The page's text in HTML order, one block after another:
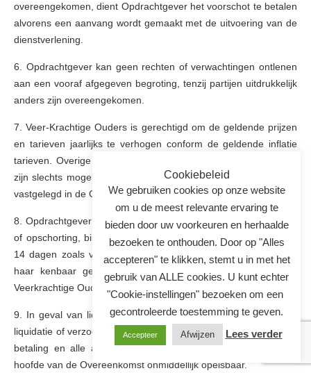
overeengekomen, dient Opdrachtgever het voorschot te betalen
alvorens een aanvang wordt gemaakt met de uitvoering van de
dienstverlening.
6. Opdrachtgever kan geen rechten of verwachtingen ontlenen
aan een vooraf afgegeven begroting, tenzij partijen uitdrukkelijk
anders zijn overeengekomen.
7. Veer-Krachtige Ouders is gerechtigd om de geldende prijzen
en tarieven jaarlijks te verhogen conform de geldende inflatie
tarieven. Overige prijswijzigingen gedurende de Overeenkomst
zijn slechts mogelijk indien en voor zover deze uitdrukkelijk zijn
vastgelegd in de Overeenkomst.
8. Opdrachtgever dient deze kosten ineens, zonder verrekening
of opschorting, binnen de opgegeven betaaltermijn van uiterlijk
14 dagen zoals vermeld op de factuur te voldoen op het aan
haar kenbaar gemaakte rekeningnummer en gegevens van
Veerkrachtige Ouders.
9. In geval van liquidatie, insolventie, faillissement, onvrijwillige
liquidatie of verzoek tot betaling jegens Opdrachtgever wordt de
betaling en alle andere verplichtingen van Opdrachtgever uit
hoofde van de Overeenkomst onmiddellijk opeisbaar.
Cookiebeleid
We gebruiken cookies op onze website
om u de meest relevante ervaring te
bieden door uw voorkeuren en herhaalde
bezoeken te onthouden. Door op "Alles
accepteren" te klikken, stemt u in met het
gebruik van ALLE cookies. U kunt echter
"Cookie-instellingen" bezoeken om een ​​
gecontroleerde toestemming te geven.
Accepteer Afwijzen Lees verder